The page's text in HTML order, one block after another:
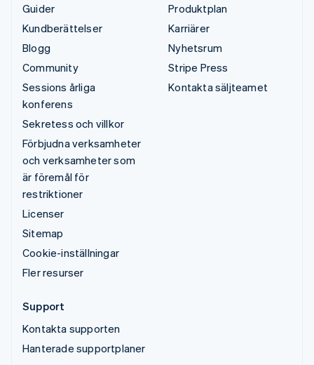
Guider
Kundberättelser
Blogg
Community
Sessions årliga
konferens
Sekretess och villkor
Förbjudna verksamheter
och verksamheter som
är föremål för
restriktioner
Licenser
Sitemap
Cookie-inställningar
Fler resurser
Produktplan
Karriärer
Nyhetsrum
Stripe Press
Kontakta säljteamet
Support
Kontakta supporten
Hanterade supportplaner